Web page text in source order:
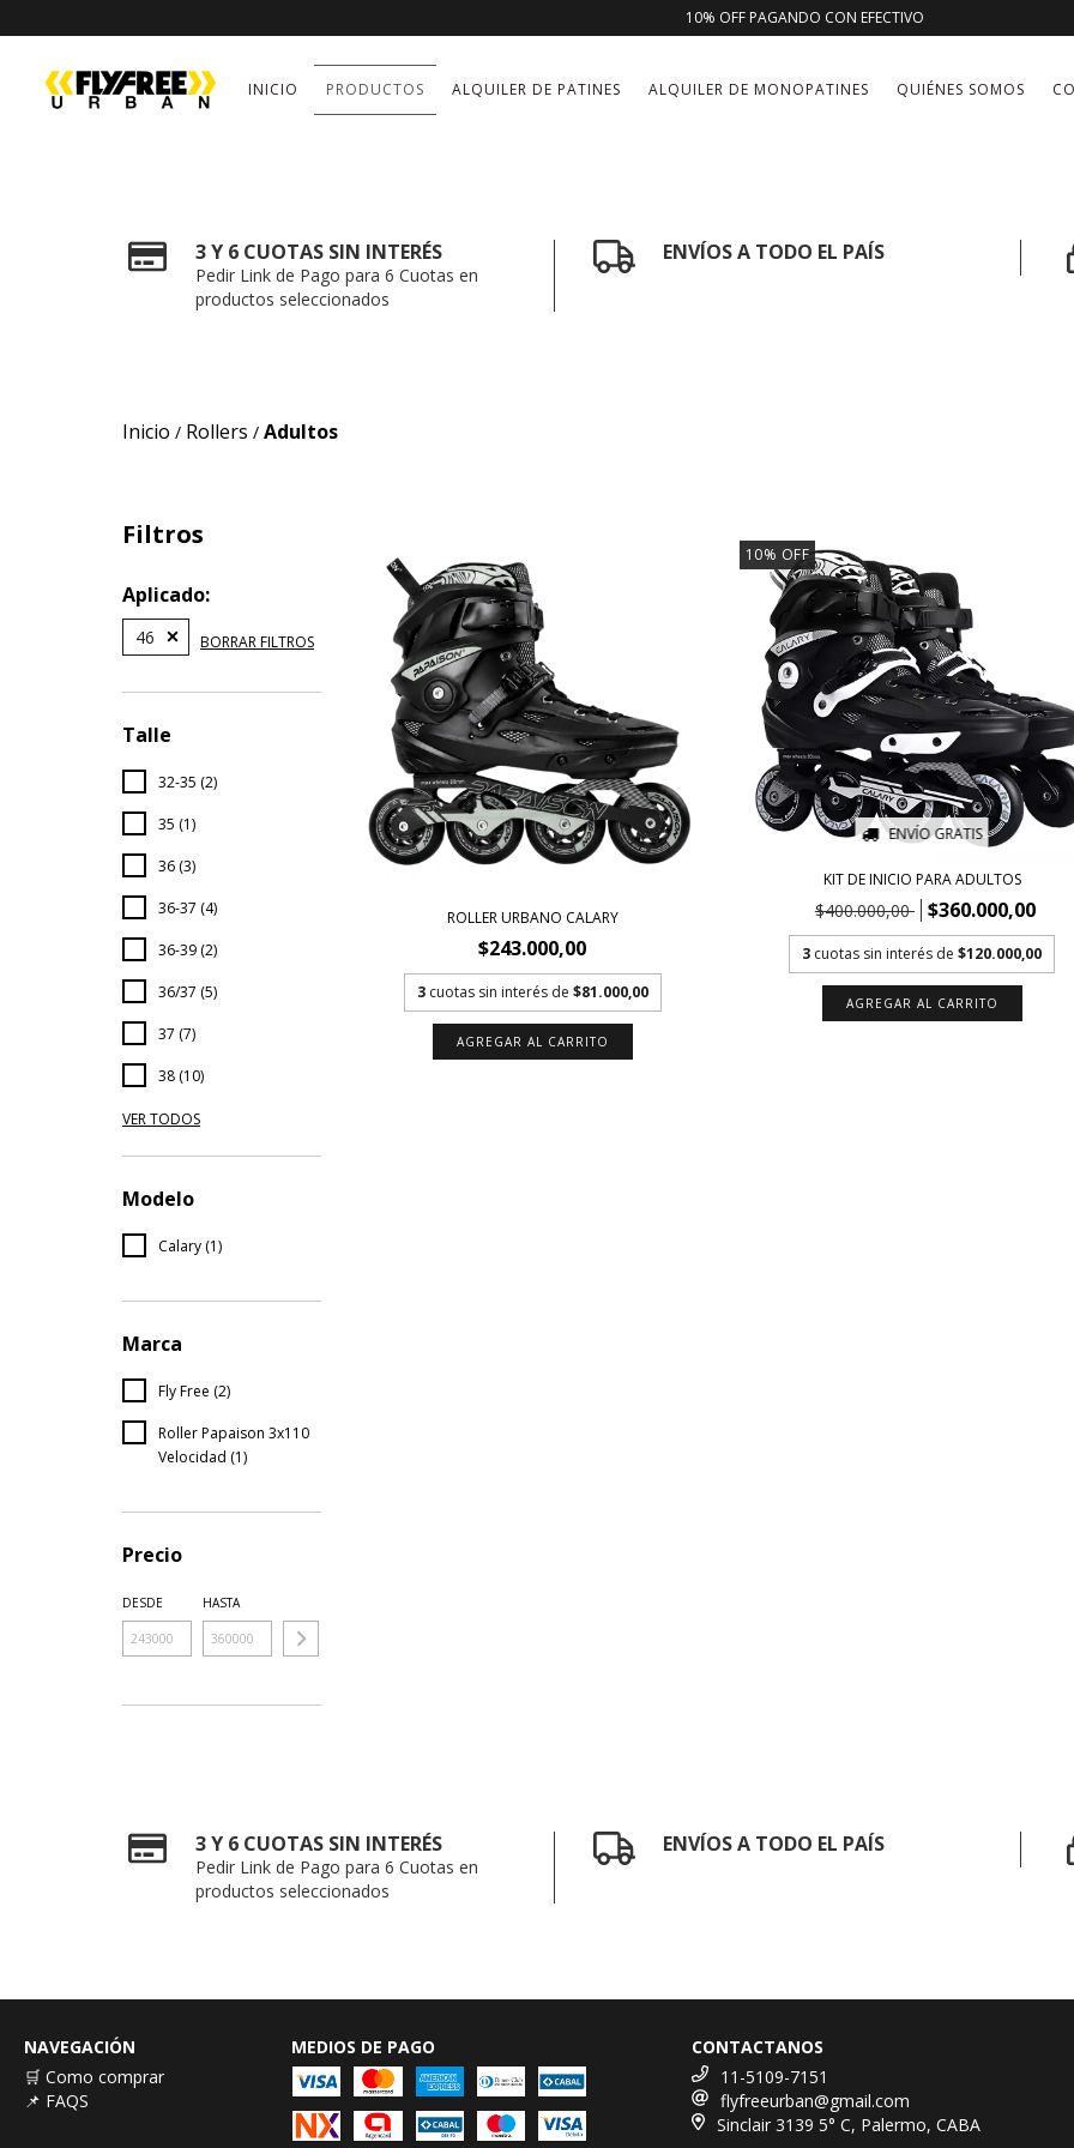
10% OFF PAGANDO CON EFECTIVO
INICIO PRODUCTOS ALQUILER DE PATINES ALQUILER DE MONOPATINES QUIÉNES SOMOS
3 Y 6 CUOTAS SIN INTERÉS
Pedir Link de Pago para 6 Cuotas en
productos seleccionados
ENVÍOS A TODO EL PAÍS
Inicio / Rollers / Adultos
Filtros
Aplicado:
46 BORRAR FILTROS
Talle
32-35 (2)
35 (1)
36 (3)
36-37 (4)
36-39 (2)
36/37 (5)
37 (7)
38 (10)
VER TODOS
Modelo
Calary (1)
Marca
Fly Free (2)
Roller Papaison 3x110
Velocidad (1)
Precio
DESDE HASTA
ROLLER URBANO CALARY
$243.000,00
3 cuotas sin interés de $81.000,00
AGREGAR AL CARRITO
10% OFF
ENVÍO GRATIS
KIT DE INICIO PARA ADULTOS
$400.000,00 $360.000,00
3 cuotas sin interés de$120.000,00
AGREGAR AL CARRITO
3 Y 6 CUOTAS SIN INTERÉS
Pedir Link de Pago para 6 Cuotas en
productos seleccionados
ENVÍOS A TODO EL PAÍS
NAVEGACIÓN
🛒 Como comprar
📌 FAQS
MEDIOS DE PAGO
CONTACTANOS
11-5109-7151
flyfreeurban@gmail.com
Sinclair 3139 5° C, Palermo, CABA